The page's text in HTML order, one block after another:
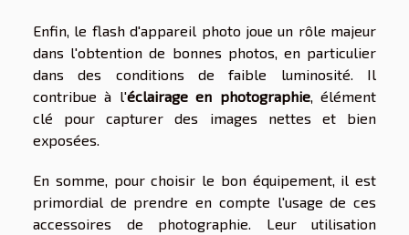
Enfin, le flash d'appareil photo joue un rôle majeur
dans l'obtention de bonnes photos, en particulier
dans des conditions de faible luminosité. Il
contribue à l'éclairage en photographie, élément
clé pour capturer des images nettes et bien
exposées.
En somme, pour choisir le bon équipement, il est
primordial de prendre en compte l'usage de ces
accessoires de photographie. Leur utilisation